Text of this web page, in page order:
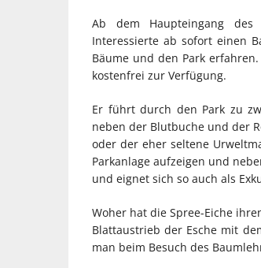
Ab dem Haupteingang des
Interessierte ab sofort einen
Bäume und den Park
kostenfrei zur Verfügung.
Er führt durch den Park zu
neben der Blutbuche und der
oder der eher seltene
Parkanlage aufzeigen und
und eignet sich so auch als
Woher hat die Spree-Eiche
Blattaustrieb der Esche mit
man beim Besuch des